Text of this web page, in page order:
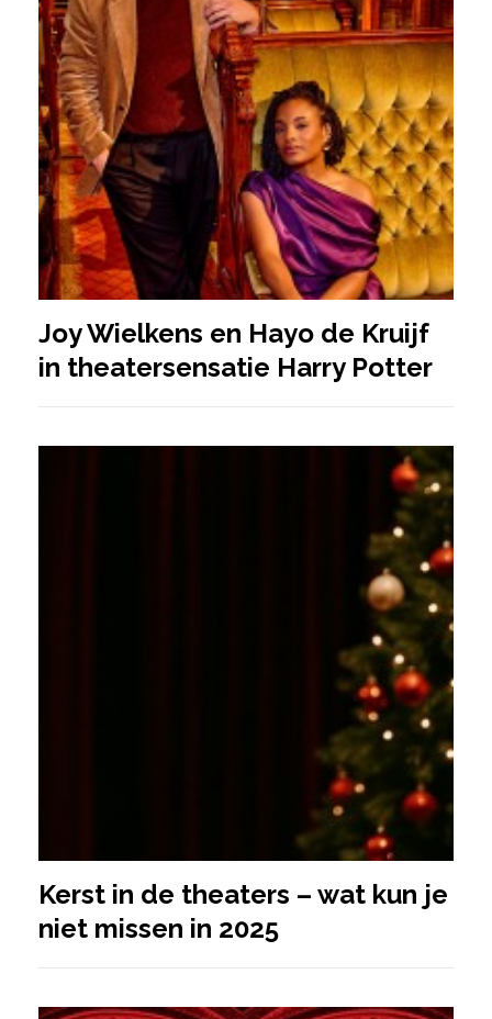
Joy Wielkens en Hayo de Kruijf
in theatersensatie Harry Potter
Kerst in de theaters – wat kun je
niet missen in 2025